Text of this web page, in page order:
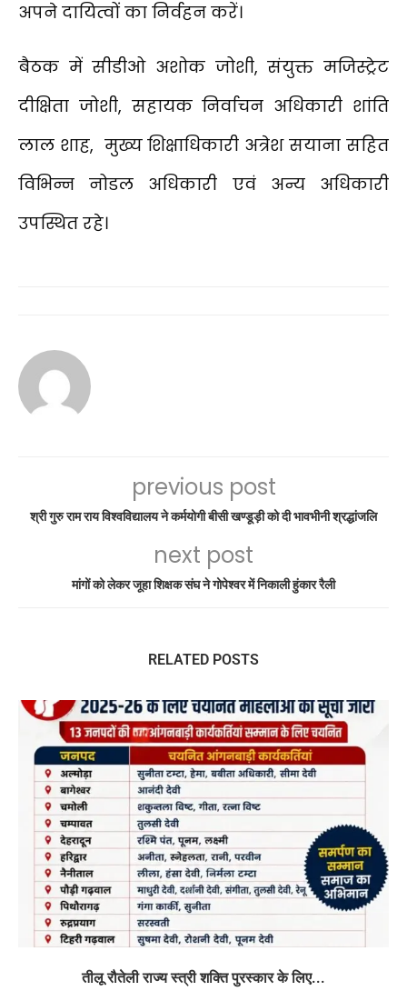
अपने दायित्वों का निर्वहन करें।
बैठक में सीडीओ अशोक जोशी, संयुक्त मजिस्ट्रेट
दीक्षिता जोशी, सहायक निर्वाचन अधिकारी शांति
लाल शाह, मुख्य शिक्षाधिकारी अत्रेश सयाना सहित
विभिन्न नोडल अधिकारी एवं अन्य अधिकारी
उपस्थित रहे।
previous post
श्री गुरु राम राय विश्वविद्यालय ने कर्मयोगी बीसी खण्डूड़ी को दी भावभीनी श्रद्धांजलि
next post
मांगों को लेकर जूहा शिक्षक संघ ने गोपेश्वर में निकाली हुंकार रैली
RELATED POSTS
तीलू रौतेली राज्य स्त्री शक्ति पुरस्कार के लिए...